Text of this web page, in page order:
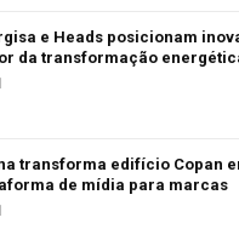
e Heads posicionam
da transformação
transforma edifício Copan
de mídia para marcas